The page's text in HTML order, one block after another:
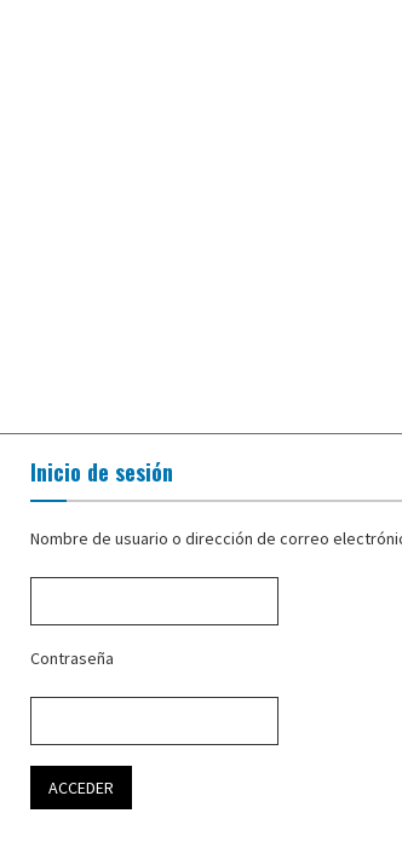
Inicio de sesión
Nombre de usuario o dirección de correo
Contraseña